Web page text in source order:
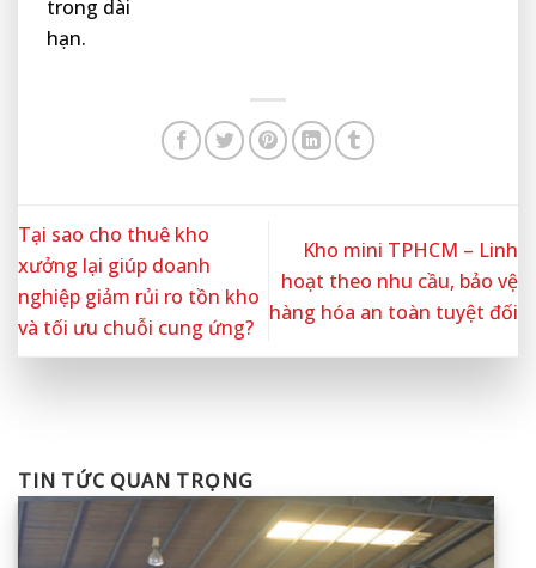
trong dài
hạn.
Tại sao cho thuê kho
xưởng lại giúp doanh
nghiệp giảm rủi ro tồn kho
và tối ưu chuỗi cung ứng?
Kho mini TPHCM – Linh
hoạt theo nhu cầu, bảo vệ
hàng hóa an toàn tuyệt đối
TIN TỨC QUAN TRỌNG